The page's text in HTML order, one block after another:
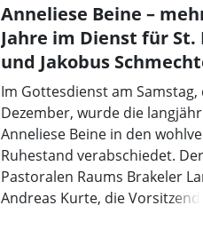
Anneliese Beine –
Jahre im Dienst für
und Jakobus
Im Gottesdienst am Samstag,
Dezember, wurde die
Anneliese Beine in den
Ruhestand verabschiedet.
Pastoralen Raums Brakeler
Andreas Kurte, die